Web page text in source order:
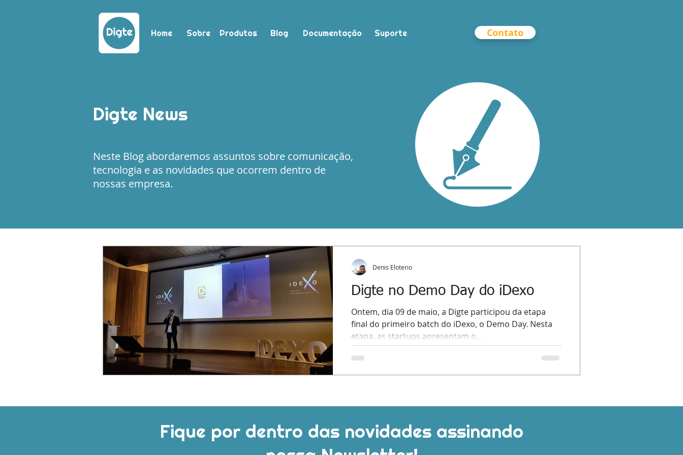
Home Sobre Produtos Blog Documentação Suporte Contato
Digte News
Neste Blog abordaremos assuntos sobre comunicação,
tecnologia e as novidades que ocorrem dentro de
nossas empresa.
Digte no Demo Day do iDexo
Ontem, dia 09 de maio, a Digte participou da etapa
final do primeiro batch do iDexo, o Demo Day. Nesta
etapa, as startups apresentam o...
Denis Eloterio
Fique por dentro das novidades assinando